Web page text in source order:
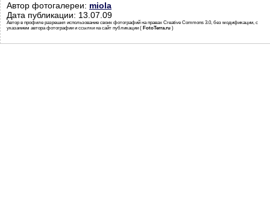
Автор фотогалереи: miola
Дата публикации: 13.07.09
Автор в профиле разрешил использование своих фотографий на правах Creative Commons 3.0, без модификации, с
указанием автора фотографии и ссылки на сайт публикации ( FotoTerra.ru )